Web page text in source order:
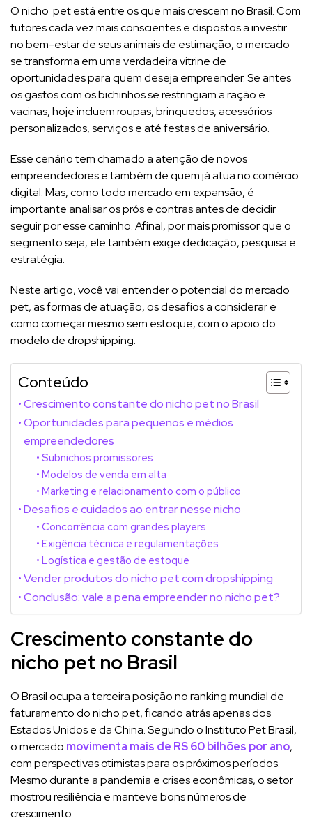
O nicho pet está entre os que mais crescem no Brasil. Com
tutores cada vez mais conscientes e dispostos a investir
no bem-estar de seus animais de estimação, o mercado
se transforma em uma verdadeira vitrine de
oportunidades para quem deseja empreender. Se antes
os gastos com os bichinhos se restringiam a ração e
vacinas, hoje incluem roupas, brinquedos, acessórios
personalizados, serviços e até festas de aniversário.
Esse cenário tem chamado a atenção de novos
empreendedores e também de quem já atua no comércio
digital. Mas, como todo mercado em expansão, é
importante analisar os prós e contras antes de decidir
seguir por esse caminho. Afinal, por mais promissor que o
segmento seja, ele também exige dedicação, pesquisa e
estratégia.
Neste artigo, você vai entender o potencial do mercado
pet, as formas de atuação, os desafios a considerar e
como começar mesmo sem estoque, com o apoio do
modelo de dropshipping.
Conteúdo
Crescimento constante do nicho pet no Brasil
Oportunidades para pequenos e médios
empreendedores
Subnichos promissores
Modelos de venda em alta
Marketing e relacionamento com o público
Desafios e cuidados ao entrar nesse nicho
Concorrência com grandes players
Exigência técnica e regulamentações
Logística e gestão de estoque
Vender produtos do nicho pet com dropshipping
Conclusão: vale a pena empreender no nicho pet?
Crescimento constante do
nicho pet no Brasil
O Brasil ocupa a terceira posição no ranking mundial de
faturamento do nicho pet, ficando atrás apenas dos
Estados Unidos e da China. Segundo o Instituto Pet Brasil,
o mercado movimenta mais de R$ 60 bilhões por ano,
com perspectivas otimistas para os próximos períodos.
Mesmo durante a pandemia e crises econômicas, o setor
mostrou resiliência e manteve bons números de
crescimento.